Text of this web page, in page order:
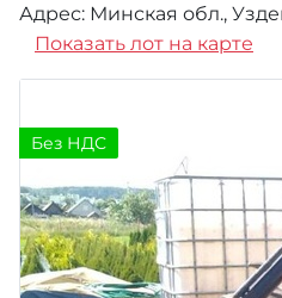
Адрес: Минская обл.,
Показать лот на карте
Без НДС